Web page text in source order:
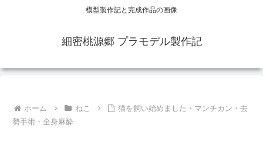
模型製作記と完成作品の画像
細密桃源郷 プラモデル製作記
ホーム ねこ
猫を飼い始めました・マンチカン・去
勢手術・全身麻酔